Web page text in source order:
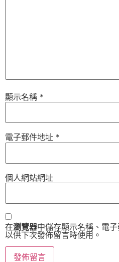
顯示名稱 *
電子郵件地址 *
個人網站網址
在瀏覽器中儲存顯示名稱、電
以供下次發佈留言時使用。